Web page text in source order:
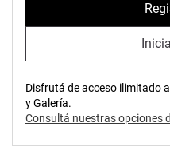
Disfrutá de acceso ilimitado
y Galería.
Consultá nuestras opciones